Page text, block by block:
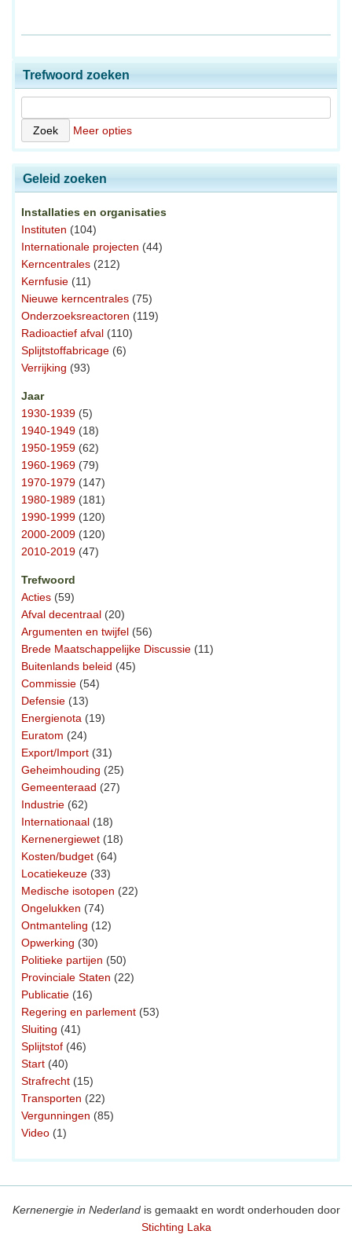
Trefwoord zoeken
Meer opties
Geleid zoeken
Installaties en organisaties
Instituten (104)
Internationale projecten (44)
Kerncentrales (212)
Kernfusie (11)
Nieuwe kerncentrales (75)
Onderzoeksreactoren (119)
Radioactief afval (110)
Splijtstoffabricage (6)
Verrijking (93)
Jaar
1930-1939 (5)
1940-1949 (18)
1950-1959 (62)
1960-1969 (79)
1970-1979 (147)
1980-1989 (181)
1990-1999 (120)
2000-2009 (120)
2010-2019 (47)
Trefwoord
Acties (59)
Afval decentraal (20)
Argumenten en twijfel (56)
Brede Maatschappelijke Discussie (11)
Buitenlands beleid (45)
Commissie (54)
Defensie (13)
Energienota (19)
Euratom (24)
Export/Import (31)
Geheimhouding (25)
Gemeenteraad (27)
Industrie (62)
Internationaal (18)
Kernenergiewet (18)
Kosten/budget (64)
Locatiekeuze (33)
Medische isotopen (22)
Ongelukken (74)
Ontmanteling (12)
Opwerking (30)
Politieke partijen (50)
Provinciale Staten (22)
Publicatie (16)
Regering en parlement (53)
Sluiting (41)
Splijtstof (46)
Start (40)
Strafrecht (15)
Transporten (22)
Vergunningen (85)
Video (1)
Kernenergie in Nederlandis gemaakt en wordt onderhouden door
Stichting Laka